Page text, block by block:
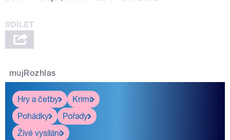
mujRozhlas
Hry a četby
Krimi
Pohádky
Pořady
Živé vysílání